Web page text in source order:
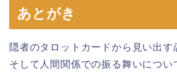
あとがき
隠者のタロットカードから見い出す
そして人間関係での振る舞いについ